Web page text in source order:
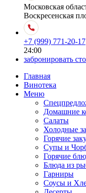
Московская
Воскресенская
+7 (999) 771-20-17
24:00
забронировать
Главная
Винотека
Меню
Домашние
Салаты
Холодные
Горячие
Супы и
Горячие
Блюда из
Гарниры
Соусы и